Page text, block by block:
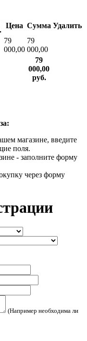
Цена Сумма Удалить
79
000,00
79
000,00
79
000,00
руб.
магазине, введите
поля.
- заполните форму
через форму
(Например необходима ли